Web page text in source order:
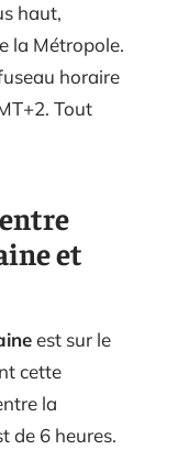
haut,
la Métropole.
horaire
Tout
et
est sur le
cette
la
de 6 heures.